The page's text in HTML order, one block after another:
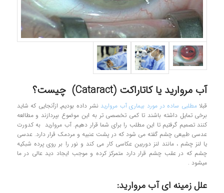
آب مروارید یا کاتاراکت (Cataract) چیست؟
قبلامطلبی ساده در مورد بیماری آب مروارید
نشر داده بودیم٬ ازآنجایی که شاید
برخی تمایل داشته باشند تا کمی تخصصی تر به این موضوع بپردازند و مطالعه
کنند تصمیم گرفتیم تا این مطلب را برای شما قرار دهیم. آب مرواريد به کدورت
عدسي طبيعي چشم گفته مي شود که در پشت عنبيه و مردمک قرار دارد. عدسي
يا لنز چشم ، مانند لنز دوربين عکاسي کار مي کند و نور را بر روي پرده شبکيه
چشم که در عقب چشم قرار دارد متمرکز کرده و موجب ایجاد دید عالی در ما
میشود .
علل زمینه ای آب مروارید: